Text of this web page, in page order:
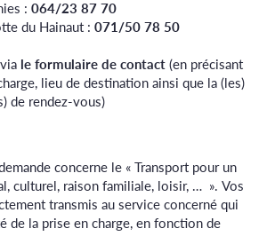
: 064/23 87 70
du Hainaut : 071/50 78 50
le formulaire de contact(en précisant
lieu de destination ainsi que la (les)
de rendez-vous)
concerne le « Transport pour un
, culturel, raison familiale, loisir, … ». Vos
transmis au service concerné qui
de la prise en charge,en fonction de